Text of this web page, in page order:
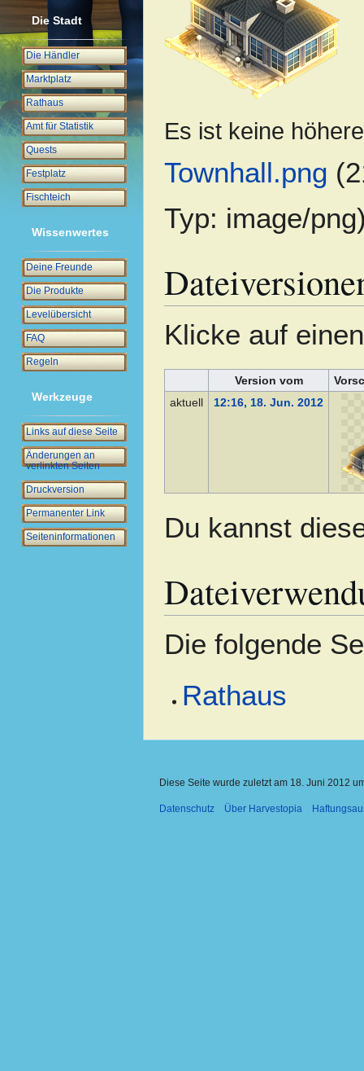
Es ist keine
Townhall.png
Typ: image/png
Klicke auf
Version vom
aktuell
12:16, 18. Jun. 2012
Du kannst
Die folgende
Rathaus
Die Stadt
Die Händler
Marktplatz
Rathaus
Amt für Statistik
Quests
Festplatz
Fischteich
Wissenwertes
Deine Freunde
Die Produkte
Levelübersicht
FAQ
Regeln
Werkzeuge
Links auf diese Seite
Änderungen an
verlinkten Seiten
Druckversion
Permanenter Link
Seiten­­informationen
Diese Seite wurde zuletzt am 18. Juni 2012
Datenschutz Über Harvestopia